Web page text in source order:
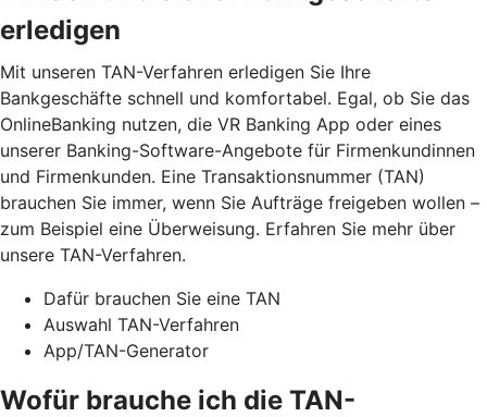
erledigen
Mit unseren TAN-Verfahren erledigen Sie Ihre
Bankgeschäfte schnell und komfortabel. Egal, ob Sie das
OnlineBanking nutzen, die VR Banking App oder eines
unserer Banking-Software-Angebote für Firmenkundinnen
und Firmenkunden. Eine Transaktionsnummer (TAN)
brauchen Sie immer, wenn Sie Aufträge freigeben wollen –
zum Beispiel eine Überweisung. Erfahren Sie mehr über
unsere TAN-Verfahren.
Dafür brauchen Sie eine TAN
Auswahl TAN-Verfahren
App/TAN-Generator
Wofür brauche ich die TAN-